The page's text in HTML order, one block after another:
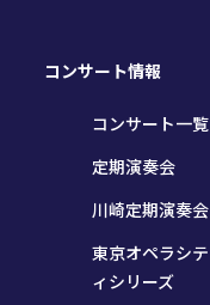
コンサート情報
コンサート一覧
定期演奏会
川崎定期演奏会
東京オペラシテ
ィシリーズ